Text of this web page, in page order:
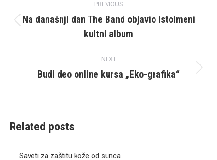
navigation
PREVIOUS
Previous
post:
Na današnji dan The Band objavio istoimeni
kultni album
NEXT
Next
Budi deo online kursa „Eko-grafika“
Related posts
Saveti za zaštitu kože od sunca